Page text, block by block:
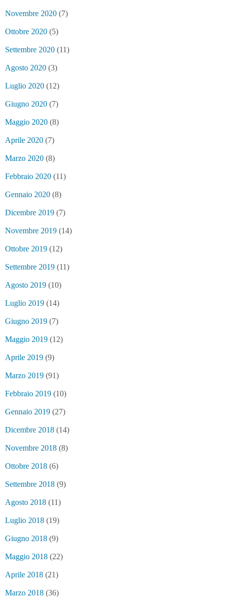
Novembre 2020 (7)
Ottobre 2020 (5)
Settembre 2020 (11)
Agosto 2020 (3)
Luglio 2020 (12)
Giugno 2020 (7)
Maggio 2020 (8)
Aprile 2020 (7)
Marzo 2020 (8)
Febbraio 2020 (11)
Gennaio 2020 (8)
Dicembre 2019 (7)
Novembre 2019 (14)
Ottobre 2019 (12)
Settembre 2019 (11)
Agosto 2019 (10)
Luglio 2019 (14)
Giugno 2019 (7)
Maggio 2019 (12)
Aprile 2019 (9)
Marzo 2019 (91)
Febbraio 2019 (10)
Gennaio 2019 (27)
Dicembre 2018 (14)
Novembre 2018 (8)
Ottobre 2018 (6)
Settembre 2018 (9)
Agosto 2018 (11)
Luglio 2018 (19)
Giugno 2018 (9)
Maggio 2018 (22)
Aprile 2018 (21)
Marzo 2018 (36)